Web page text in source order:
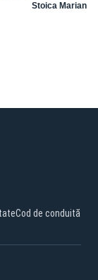
Stoica Marian
Cod de conduită